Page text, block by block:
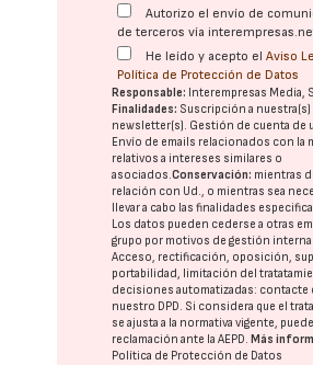
Autorizo el envío de
de terceros vía
He leído y acepto elAviso
Política de Protección de Datos
Responsable: Interempresas Media,
Finalidades: Suscripción a nuestra(s)
newsletter(s). Gestión de cuenta de
Envío de emails relacionados con la
relativos a intereses similares o
asociados.Conservación: mientras
relación con Ud., o mientras sea
llevar a cabo las finalidades
Los datos pueden cederse a otras
grupo por motivos de gestión interna.
Acceso, rectificación, oposición,
portabilidad, limitación del
decisiones automatizadas: contacte
nuestro DPD. Si considera que el
se ajusta a la normativa vigente,
reclamación ante laAEPD. Más
Política de Protección de Datos